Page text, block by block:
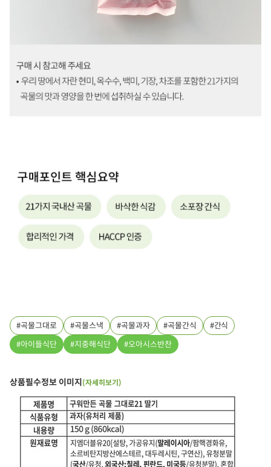
곡물그대로 곡물스낵 곡물과자 곡물간식
간식
아이들식단
지중해식단 오아시스반찬
상품필수정보 이미지 (자세히보기)